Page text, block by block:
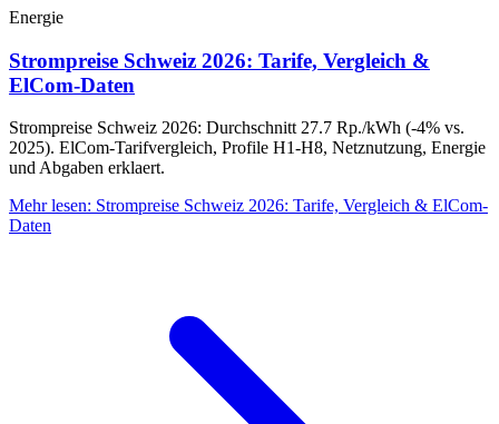
Energie
Strompreise Schweiz 2026: Tarife, Vergleich &
ElCom-Daten
Strompreise Schweiz 2026: Durchschnitt 27.7 Rp./kWh (-4% vs.
2025). ElCom-Tarifvergleich, Profile H1-H8, Netznutzung, Energie
und Abgaben erklaert.
Mehr lesen: Strompreise Schweiz 2026: Tarife, Vergleich & ElCom-
Daten